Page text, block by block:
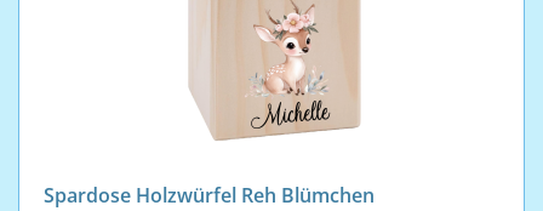
Spardose Holzwürfel Reh Blümchen